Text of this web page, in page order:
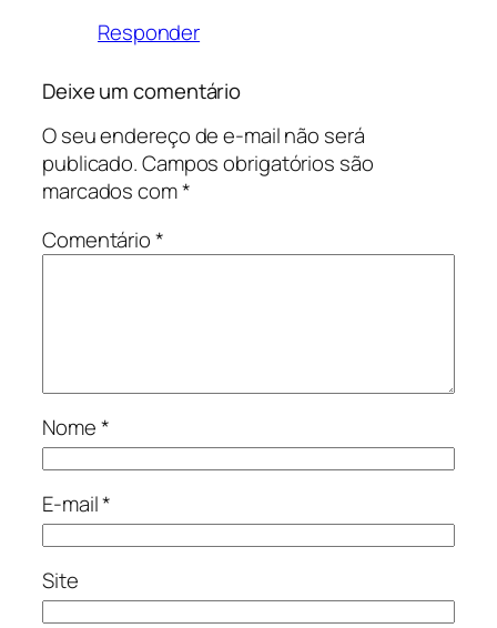
Responder
Deixe um comentário
O seu endereço de e-mail não será
publicado.Campos obrigatórios são
marcados com*
Comentário*
Nome*
E-mail*
Site